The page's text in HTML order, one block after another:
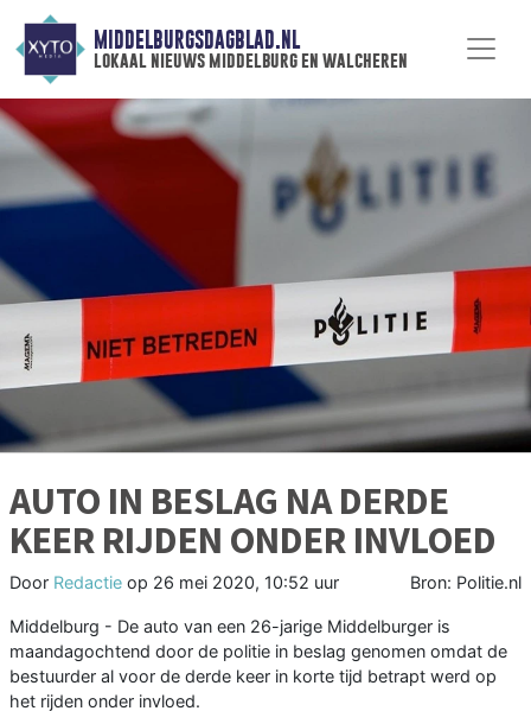
MIDDELBURGSDAGBLAD.NL
lokaal nieuws middelburg en walcheren
AUTO IN BESLAG NA DERDE
KEER RIJDEN ONDER INVLOED
Door Redactie op 26 mei 2020, 10:52 uur Bron: Politie.nl
Middelburg - De auto van een 26-jarige Middelburger is
maandagochtend door de politie in beslag genomen omdat de
bestuurder al voor de derde keer in korte tijd betrapt werd op
het rijden onder invloed.